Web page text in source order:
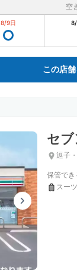
空
8/9日
この店
セブ
逗子
保管でき
スー